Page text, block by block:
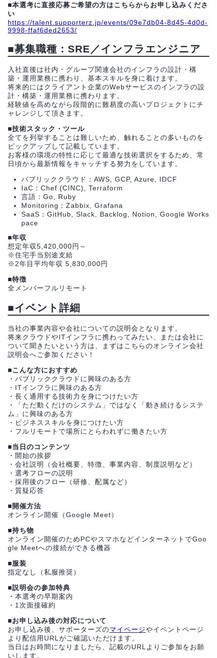
■本選考に直接応募ご希望の方はこちらからお申し込みくださ
い
https://talent.supporterz.jp/events/09e7db04-8d45-4d0d-
9998-ffaf6ded2653/
■募集職種：SRE／インフラエンジニア
入社直後は社内・グループ関連会社のインフラの設計・構
築・運用業務に携わり、基本スキルを身に着けます。
将来的にはクライアント企業のWebサービスのインフラの設
計・構築・運用業務に携わります。
経験値を高めながら段階的に難易度の高いプロジェクトにチ
ャレンジして頂きます。
■技術スタック・ツール
全てを列挙することは難しいため、触れることの多いものを
ピックアップして記載しています。
お客様の環境の特性に応じて最適な技術選択をするため、常
日頃から最新情報をキャッチする努力をしています。
パブリッククラウド：AWS, GCP, Azure, IDCF
IaC：Chef (CINC), Terraform
言語：Go, Ruby
Monitoring：Zabbix, Grafana
SaaS：GitHub, Slack, Backlog, Notion, Google Works
pace
■年収
想定年収5,420,000円～
※住宅手当別途支給
※2年目平均年収 5,830,000円
■特徴
全メンバーフルリモート
■イベント詳細
当社の事業内容や会社についての説明会となります。
将来クラウドやITインフラに携わってみたい、または会社に
ついて聞きたいという方は、まずはこちらのオンライン会社
説明会へご参加ください！
■こんな方におすすめ
・パブリッククラウドに興味のある方
・ITインフラに興味のある方
・長く通用する技術力を身につけたい方
・「ただ動くだけのシステム」ではなく「動き続けるシステ
ム」に興味のある方
・ビジネススキルを身につけたい方
・フルリモートで場所にとらわれずに働きたい方
■当日のコンテンツ
・開始の挨拶
・会社説明（会社概要、特徴、事業内容、制度説明など）
・選考フローの説明
・採用後のフロー（研修、配属など）
・質疑応答
■開催方法
オンライン開催（Google Meet）
■持ち物
オンライン開催のためPCやスマホなどインターネットでGoo
gle Meetへの接続ができる機器
■服装
指定なし（私服推奨）
■説明会の参加特典
・本選考の早期案内
・1次面接確約
■お申し込み後の対応について
お申し込み後、サポーターズのマイページやイベントページ
より配信用URLがご確認いただけます。
当日はお時間になりましたら、記載のURLよりご参加をお願
いします。